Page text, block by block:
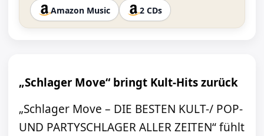
Amazon Music 2 CDs
„Schlager Move“ bringt Kult-Hits zurück
„Schlager Move – DIE BESTEN KULT-/ POP-
UND PARTYSCHLAGER ALLER ZEITEN“ fühlt